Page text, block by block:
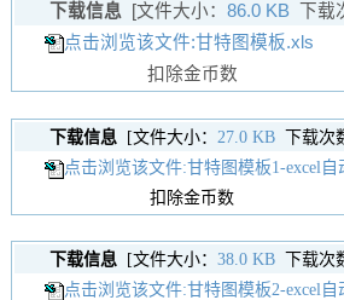
下载信息 [文件大小： 86.0 KB 下载
点击浏览该文件:甘特图模板.xls
扣除金币数
下载信息[文件大小： 27.0 KB下载次
点击浏览该文件:甘特图模板1-excel自
扣除金币数
下载信息[文件大小： 38.0 KB下载次
点击浏览该文件:甘特图模板2-excel自